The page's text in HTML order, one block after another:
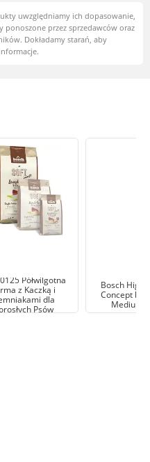
uwzględniamy ich dopasowanie,
przez sprzedawców oraz
Dokładamy starań, aby
Półwilgotna
z Kaczką i
dla
Psów
Bosch High
Concept
Medium -